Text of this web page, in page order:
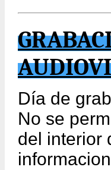
Día de
No se
del interior